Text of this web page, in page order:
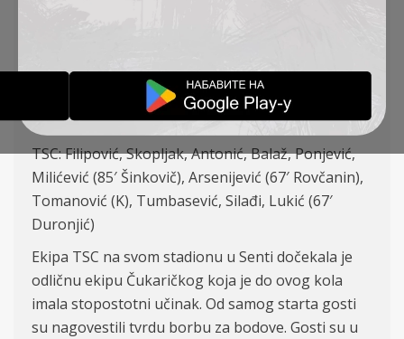
FK TSC (Bačka Topola) – FK Čukarički (Beograd)
1:0
TSC: Filipović, Skopljak, Antonić, Balaž, Ponjević,
Milićević (85′ Šinkovič), Arsenijević (67′ Rovčanin),
Tomanović (K), Tumbasević, Silađi, Lukić (67′
Duronjić)
Ekipa TSC na svom stadionu u Senti dočekala je
odličnu ekipu Čukaričkog koja je do ovog kola
imala stopostotni učinak. Od samog starta gosti
su nagovestili tvrdu borbu za bodove. Gosti su u